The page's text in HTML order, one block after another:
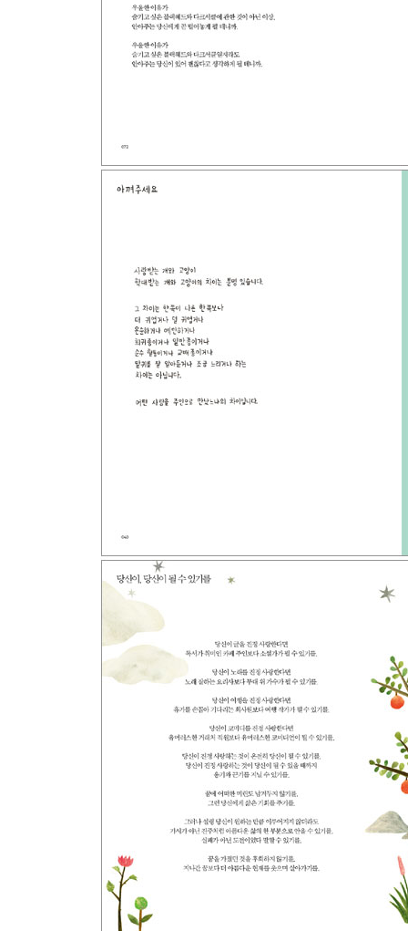
+ 남녀 드라마 분류법
+ 안소니 셰퍼보다 뛰어난 각색자
+ 남녀 하루 분류법
+ 이어지는 남녀 Q&A
+ 나쁜 남자는 흔하다
+ 가볍지만 필요한 몇 가지 조언
+ 사랑을 못 하는 이유
+ 1 or 2
+ 남녀 첫사랑 분류법
+ LOVE LXVE
+ 다음 조건을 충족시키는 단 한 사람은?
+ 행복 폴더로 이동하시겠습니까?
+ 서툴러도 괜찮아
+ 바로바로 늦지 않게 천천히
+ 나+ㅁ의 관계
+ 환상 속의 그대
+ 참을 수 있는 상처의 가벼움
+ 세상 위로 떠오르는 방법
+ 진짜 범인은 따로
+ 이티(E. T.)의 정체
+ 마음의 커튼
+ 긍정 이론
+ 볼륨 조절이 필요해
+ 증오에서 벗어나는 법